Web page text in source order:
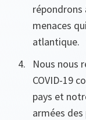
répondrons
menaces
atlantique.
Nous nous
COVID-19
pays et
armées des